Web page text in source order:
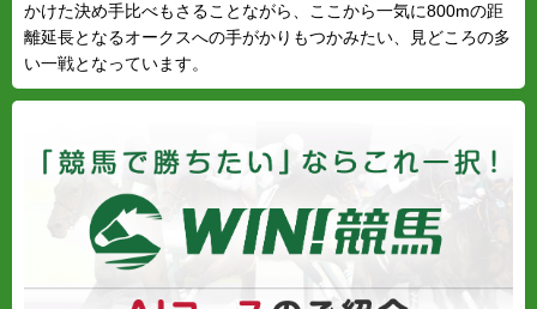
かけた決め手比べもさることながら、ここから一気に800mの距
離延長となるオークスへの手がかりもつかみたい、見どころの多
い一戦となっています。